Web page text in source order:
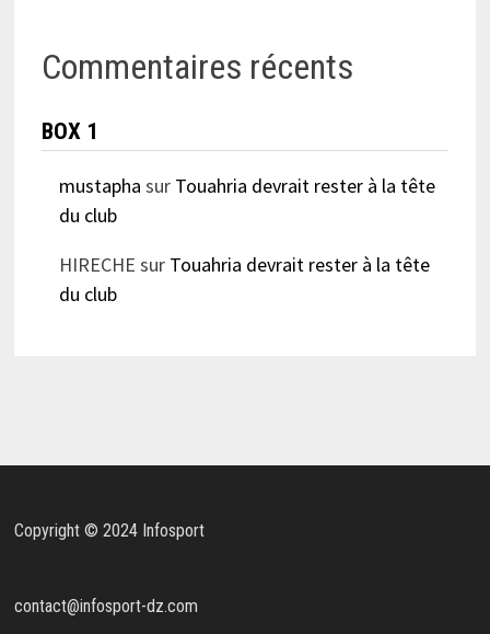
Commentaires récents
BOX 1
mustapha sur Touahria devrait rester à la tête
du club
HIRECHE sur Touahria devrait rester à la tête
du club
Copyright © 2024 Infosport
contact@infosport-dz.com